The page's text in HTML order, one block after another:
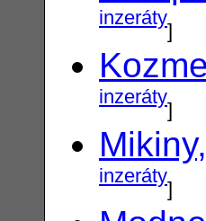
inzeráty]
inzeráty]
inzeráty]